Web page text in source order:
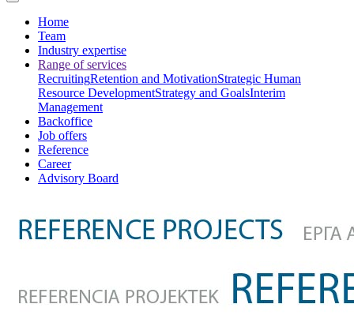
Home
Team
Industry expertise
Range of services
RecruitingRetention and MotivationStrategic Human
Resource DevelopmentStrategy and GoalsInterim
Management
Backoffice
Job offers
Reference
Career
Advisory Board